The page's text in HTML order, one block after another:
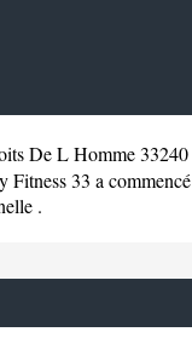
De L Homme 33240
Fitness 33 a commencé
.